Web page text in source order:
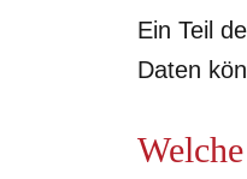
Ein Teil
Daten